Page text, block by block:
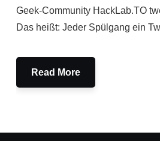
Geek-Community HackLab.TO
Das heißt: Jeder Spülgang ein
Read More